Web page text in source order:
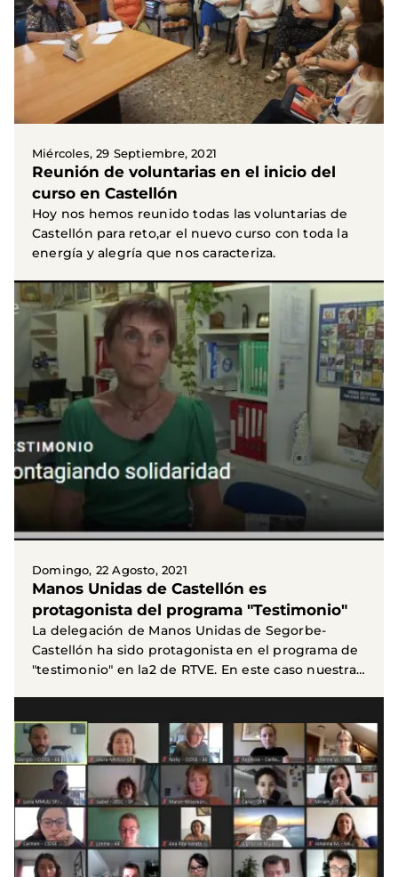
Miércoles, 29 Septiembre, 2021
Reunión de voluntarias en el inicio del
curso en Castellón
Hoy nos hemos reunido todas las voluntarias de
Castellón para reto,ar el nuevo curso con toda la
energía y alegría que nos caracteriza.
Domingo, 22 Agosto, 2021
Manos Unidas de Castellón es
protagonista del programa "Testimonio"
La delegación de Manos Unidas de Segorbe-
Castellón ha sido protagonista en el programa de
"testimonio" en la2 de RTVE. En este caso nuestra